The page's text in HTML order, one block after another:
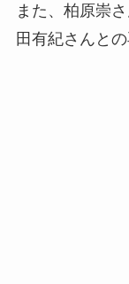
また、柏原崇
田有紀さんと